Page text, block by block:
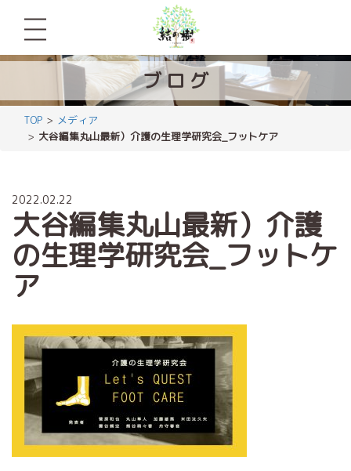
ブロ グ
TOP
メディア
大谷編集丸山最新）介護の生理学研究会_フットケア
2022.02.22
大谷編集丸山最新）介護
の生理学研究会_フットケ
ア